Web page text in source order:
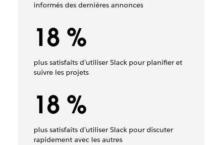
informés des dernières annonces
18 %
plus satisfaits d’utiliser Slack pour planifier et
suivre les projets
18 %
plus satisfaits d’utiliser Slack pour discuter
rapidement avec les autres